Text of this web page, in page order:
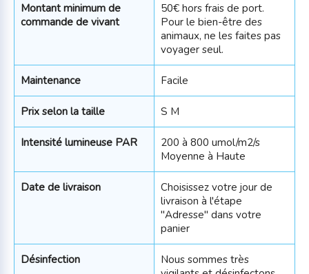
Montant minimum de
commande de vivant
50€ hors frais de port.
Pour le bien-être des
animaux, ne les faites pas
voyager seul.
Maintenance Facile
Prix selon la taille S M
Intensité lumineuse PAR
200 à 800 umol/m2/s
Moyenne à Haute
Date de livraison
Choisissez votre jour de
livraison à l'étape
"Adresse" dans votre
panier
Désinfection
Nous sommes très